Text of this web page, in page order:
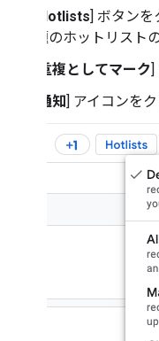
Hotlists] ボタンを
題のホットリスト
重複としてマーク]
通知] アイコンを